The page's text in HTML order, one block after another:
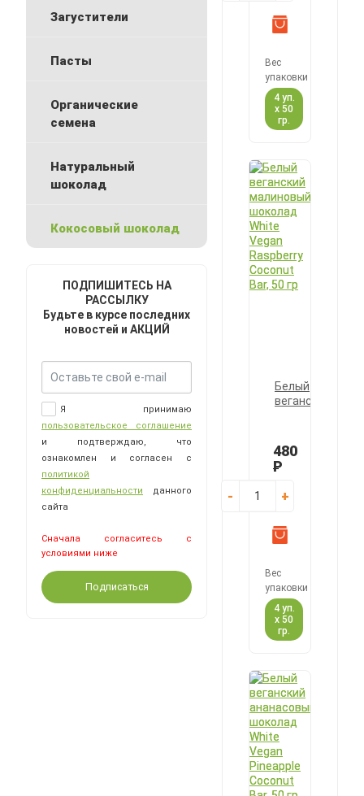
Вес
упаковки
4 уп.
х 50
гр.
Белый
веганский
White
Vegan
Raspberry
Bar,
гр
480
Р
- +
Вес
упаковки
4 уп.
х 50
гр.
Загустители
Пасты
Органические
семена
Натуральный
шоколад
Кокосовый шоколад
ПОДПИШИТЕСЬ НА
РАССЫЛКУ
Будьте в курсе последних
новостей и АКЦИЙ
Я принимаю
пользовательское соглашение
и подтверждаю, что
ознакомлен и согласен с
политикой
конфиденциальности данного
сайта
Сначала согласитесь с
условиями ниже